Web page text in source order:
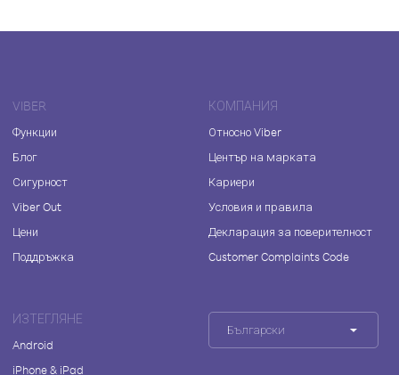
VIBER
Функции
Блог
Сигурност
Viber Out
Цени
Поддръжка
КОМПАНИЯ
Относно Viber
Център на марката
Кариери
Условия и правила
Декларация за поверителност
Customer Complaints Code
ИЗТЕГЛЯНЕ
Android
iPhone & iPad
Български